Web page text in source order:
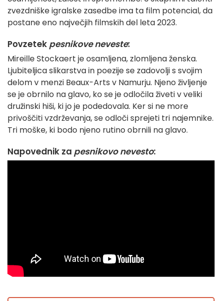
zvezdniške igralske zasedbe ima ta film potencial, da
postane eno največjih filmskih del leta 2023.
Povzetek pesnikove neveste:
Mireille Stockaert je osamljena, zlomljena ženska.
Ljubiteljica slikarstva in poezije se zadovolji s svojim
delom v menzi Beaux-Arts v Namurju. Njeno življenje
se je obrnilo na glavo, ko se je odločila živeti v veliki
družinski hiši, ki jo je podedovala. Ker si ne more
privoščiti vzdrževanja, se odloči sprejeti tri najemnike.
Tri moške, ki bodo njeno rutino obrnili na glavo.
Napovednik za pesnikovo nevesto: